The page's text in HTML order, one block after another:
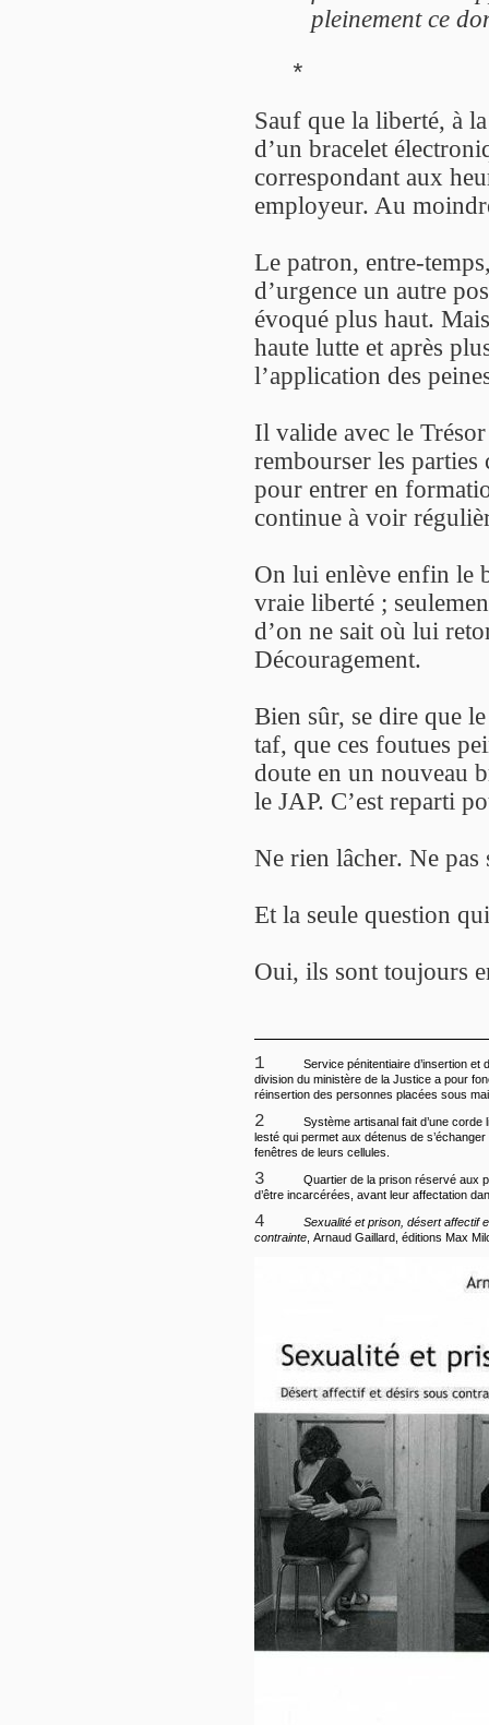
pleinement ce
*
Sauf que la liberté, à
d’un bracelet
correspondant aux
employeur. Au
Le patron, entre-
d’urgence un autre
évoqué plus haut.
haute lutte et après
l’application des
Il valide avec le
rembourser les
pour entrer en
continue à voir
On lui enlève enfin le
vraie liberté ;
d’on ne sait où lui
Découragement.
Bien sûr, se dire que
taf, que ces foutues
doute en un nouveau
le JAP. C’est reparti
Ne rien lâcher. Ne pas
Et la seule question
Oui, ils sont toujours
1
Service pénitentiaire d’insertion et
division du ministère de la Justice a pour
réinsertion des personnes placées sous
2
Système artisanal fait d’une corde
lesté qui permet aux détenus de
fenêtres de leurs cellules.
3
Quartier de la prison réservé aux
d’être incarcérées, avant leur affectation
4
Sexualité et prison, désert affectif
contrainte , Arnaud Gaillard, éditions Max